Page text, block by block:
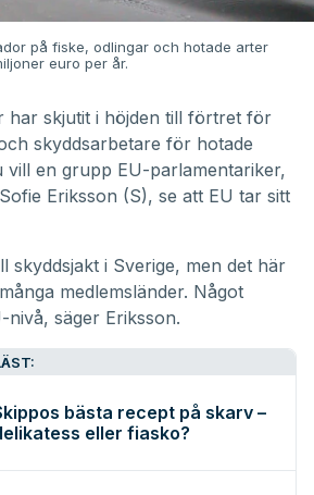
på fiske, odlingar och hotade arter
euro per år.
har skjutit i höjden till förtret för
skyddsarbetare för hotade
vill en grupp EU-parlamentariker,
Eriksson (S), se att EU tar sitt
skyddsjakt i Sverige, men det här
medlemsländer. Något
nivå, säger Eriksson.
bästa recept på skarv –
eller fiasko?